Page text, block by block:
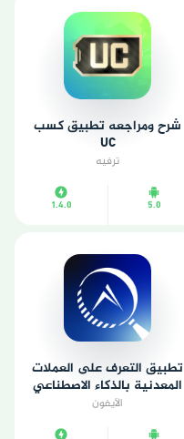
شرح ومراجعه تطبيق كسب
UC
ترفيه
5.0
1.4.0
تطبيق التعرف على العملات
المعدنية بالذكاء الاصطناعي
الآيفون